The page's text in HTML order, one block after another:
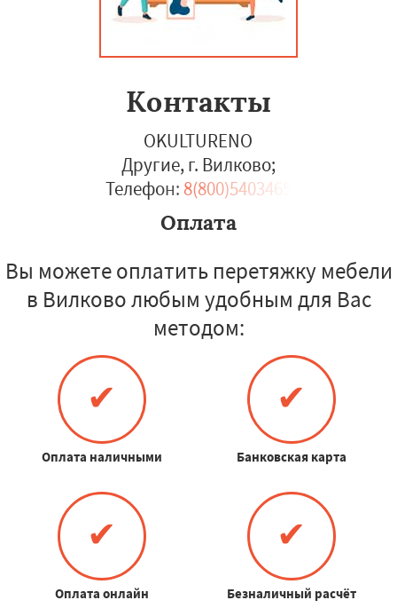
Контакты
OKULTURENO
Другие, г. Вилково;
Телефон: 8(800)5403465
Оплата
Вы можете оплатить перетяжку мебели
в Вилково любым удобным для Вас
методом:
✔
Оплата наличными
✔
Банковская карта
✔
Оплата онлайн
✔
Безналичный расчёт